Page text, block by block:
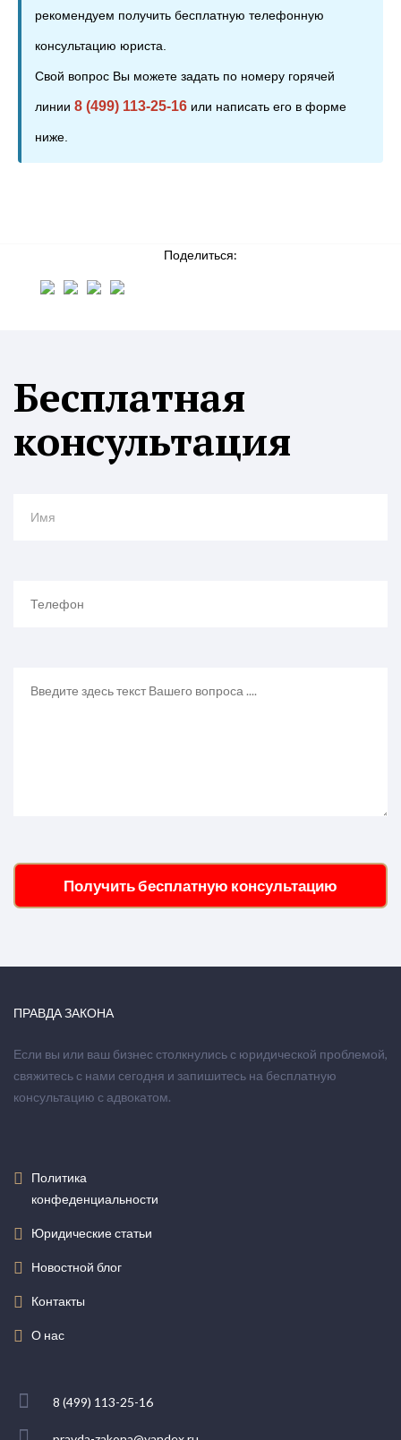
рекомендуем получить бесплатную телефонную
консультацию юриста.
Свой вопрос Вы можете задать по номеру горячей
линии 8 (499) 113-25-16 или написать его в форме
ниже.
Поделиться:
Бесплатная
консультация
Имя
Получить бесплатную консультацию
ПРАВДА ЗАКОНА
Если вы или ваш бизнес столкнулись с юридической проблемой,
свяжитесь с нами сегодня и запишитесь на бесплатную
консультацию с адвокатом.
Политика
конфеденциальности
Юридические статьи
Новостной блог
Контакты
О нас
8 (499) 113-25-16